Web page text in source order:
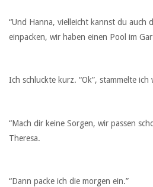
“Und Hanna, vielleicht kannst du auch
einpacken, wir haben einen Pool im
Ich schluckte kurz. “Ok”, stammelte ich
“Mach dir keine Sorgen, wir passen
Theresa.
“Dann packe ich die morgen ein.”